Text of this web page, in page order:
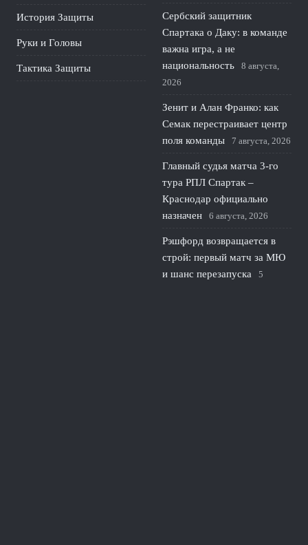
История Защиты
Руки и Головы
Тактика Защиты
Сербский защитник
Спартака о Даку: в команде
важна игра, а не
национальность
8 августа,
2026
Зенит и Алан Франко: как
Семак перестраивает центр
поля команды
7 августа, 2026
Главный судья матча 3-го
тура РПЛ Спартак –
Краснодар официально
назначен
6 августа, 2026
Рэшфорд возвращается в
строй: первый матч за МЮ
и шанс перезапуска
5